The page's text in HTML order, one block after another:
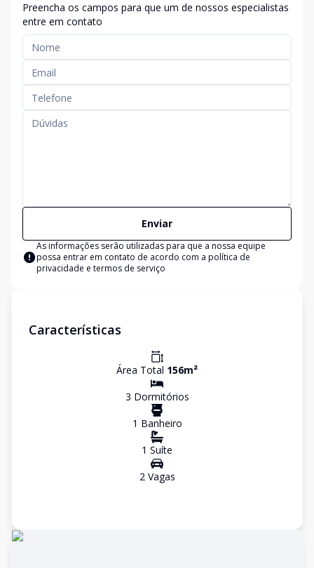
Preencha os campos para que um de nossos especialistas
entre em contato
Enviar
As informações serão utilizadas para que a nossa equipe
possa entrar em contato de acordo com a política de
privacidade e termos de serviço
Características
Área Total 156m²
3 Dormitórios
1 Banheiro
1 Suíte
2Vagas